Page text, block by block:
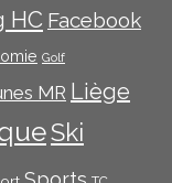
HC Facebook
Golf
MR Liège
Ski